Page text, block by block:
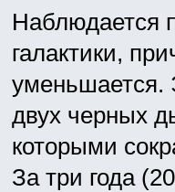
Наблюдается
галактики,
уменьшается.
двух черных
которыми
За три года